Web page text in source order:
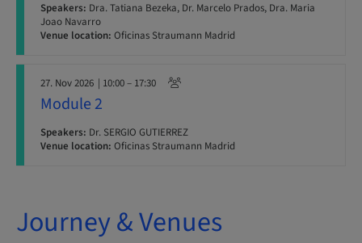
Speakers: Dra. Tatiana Bezeka, Dr. Marcelo Prados, Dra. Maria
Joao Navarro
Venue location: Oficinas Straumann Madrid
27. Nov 2026 | 10:00 – 17:30
Module 2
Speakers: Dr. SERGIO GUTIERREZ
Venue location: Oficinas Straumann Madrid
Journey & Venues